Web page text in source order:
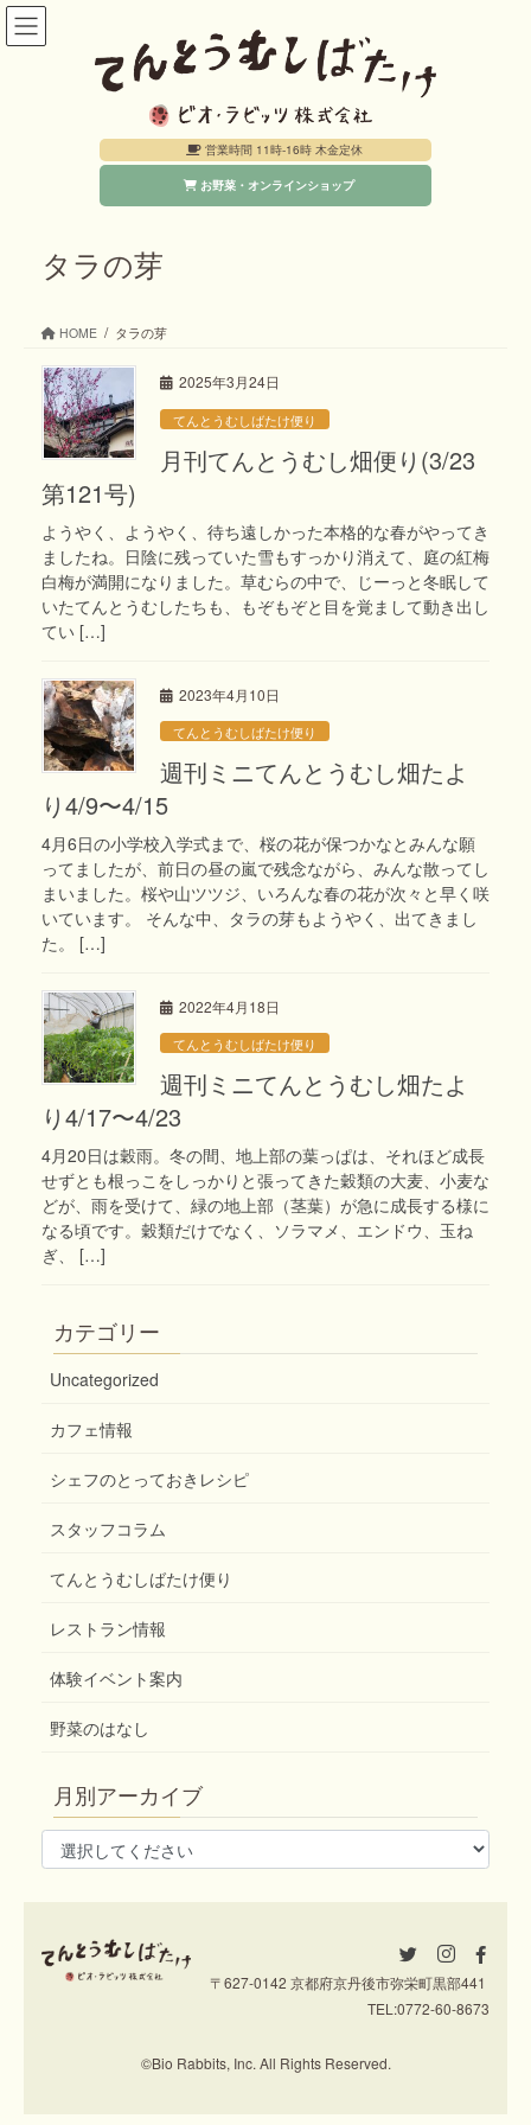
コ
ナ
営業時間 11時-16時 木金定休
お野菜・オンラインショップ
タラの芽
HOME タラの芽
2025年3月24日
てんとうむしばたけ便り
月刊てんとうむし畑便り(3/23
第121号)
ようやく、ようやく、待ち遠しかった本格的な春がやってき
ましたね。日陰に残っていた雪もすっかり消えて、庭の紅梅
白梅が満開になりました。草むらの中で、じーっと冬眠して
いたてんとうむしたちも、もぞもぞと目を覚まして動き出し
てい […]
2023年4月10日
てんとうむしばたけ便り
週刊ミニてんとうむし畑たよ
り4/9〜4/15
4月6日の小学校入学式まで、桜の花が保つかなとみんな願
ってましたが、前日の昼の嵐で残念ながら、みんな散ってし
まいました。桜や山ツツジ、いろんな春の花が次々と早く咲
いています。 そんな中、タラの芽もようやく、出てきまし
た。 […]
2022年4月18日
てんとうむしばたけ便り
週刊ミニてんとうむし畑たよ
り4/17〜4/23
4月20日は穀雨。冬の間、地上部の葉っぱは、それほど成長
せずとも根っこをしっかりと張ってきた穀類の大麦、小麦な
どが、雨を受けて、緑の地上部（茎葉）が急に成長する様に
なる頃です。穀類だけでなく、ソラマメ、エンドウ、玉ね
ぎ、 […]
カテゴリー
Uncategorized
カフェ情報
シェフのとっておきレシピ
スタッフコラム
てんとうむしばたけ便り
レストラン情報
体験イベント案内
野菜のはなし
月別アーカイブ
〒627-0142 京都府京丹後市弥栄町黒部441
TEL:0772-60-8673
©Bio Rabbits, Inc. All Rights Reserved.